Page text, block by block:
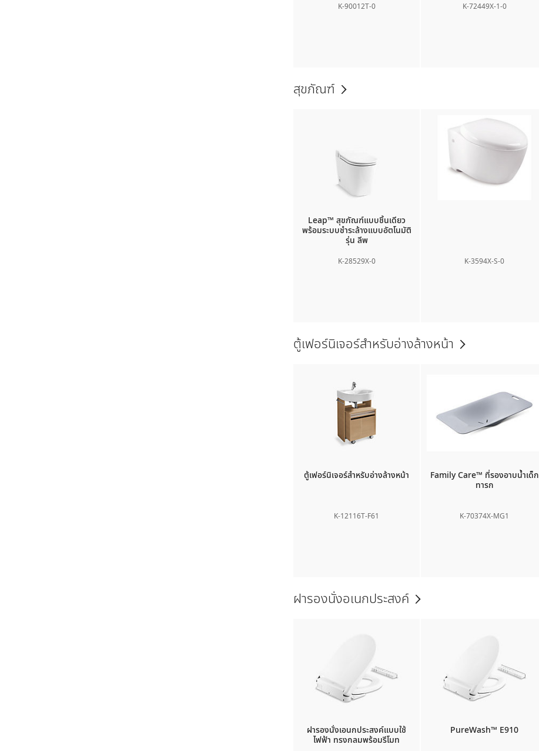
K-90012T-0 K-72449X-1-0
สุขภัณฑ์
Leap™ สุขภัณฑ์แบบชิ้นเดียว
พร้อมระบบชำระล้างแบบอัตโนมัติ
รุ่น ลีพ
K-28529X-0 K-3594X-S-0
ตู้เฟอร์นิเจอร์สำหรับอ่างล้างหน้า
ตู้เฟอร์นิเจอร์สำหรับอ่างล้างหน้า
K-12116T-F61
Family Care™ ที่รองอาบน้ำเด็ก
ทารก
K-70374X-MG1
ฝารองนั่งอเนกประสงค์
ฝารองนั่งเอนกประสงค์แบบใช้
ไฟฟ้า ทรงกลมพร้อมรีโมท
PureWash™ E910